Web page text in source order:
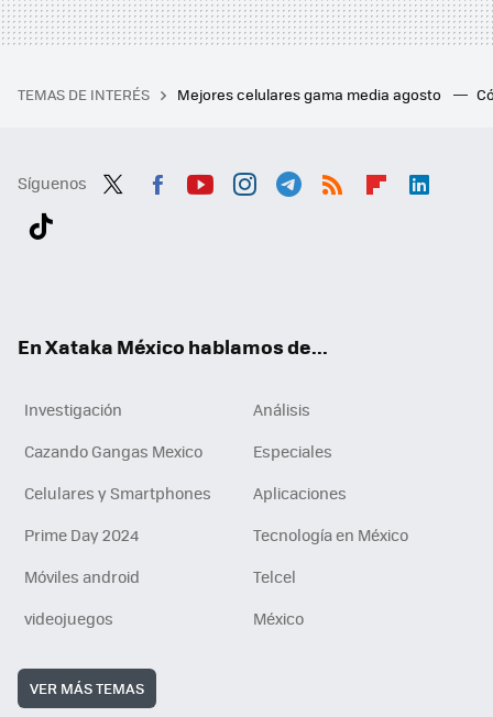
TEMAS DE INTERÉS Mejores celulares gama media agosto
Síguenos
En Xataka México hablamos de...
Investigación
Análisis
Cazando Gangas Mexico
Especiales
Celulares y Smartphones
Aplicaciones
Prime Day 2024
Tecnología en México
Móviles android
Telcel
videojuegos
México
VER MÁS TEMAS